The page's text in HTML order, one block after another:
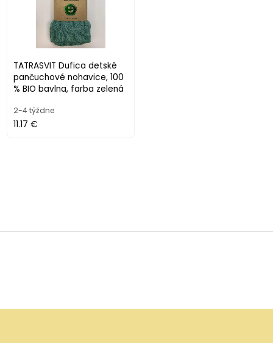
TATRASVIT Dufica detské
pančuchové nohavice, 100
% BIO bavlna, farba zelená
2-4 týždne
11.17 €